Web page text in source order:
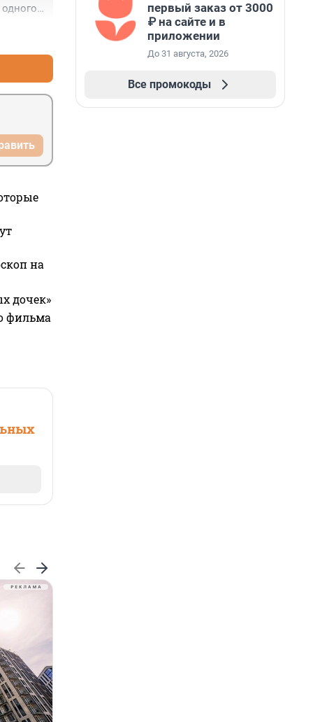
на
дочек»
фильма
первый заказ от 3000
₽ на сайте и в
приложении
До 31 августа, 2026
Все промокоды